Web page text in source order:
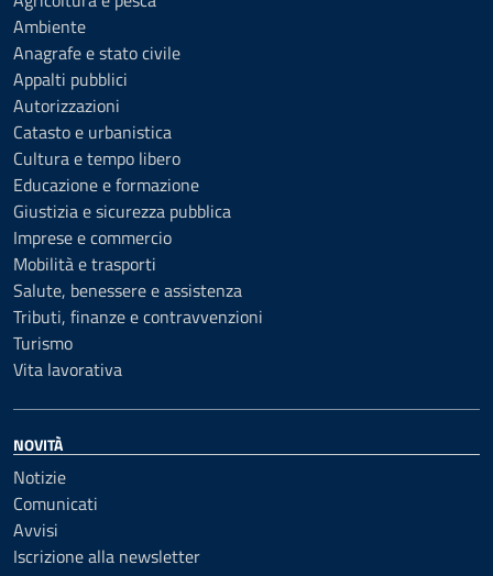
Ambiente
Anagrafe e stato civile
Appalti pubblici
Autorizzazioni
Catasto e urbanistica
Cultura e tempo libero
Educazione e formazione
Giustizia e sicurezza pubblica
Imprese e commercio
Mobilità e trasporti
Salute, benessere e assistenza
Tributi, finanze e contravvenzioni
Turismo
Vita lavorativa
NOVITÀ
Notizie
Comunicati
Avvisi
Iscrizione alla newsletter